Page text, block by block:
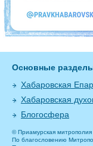
Основные
Хабаровская
Хабаровская
Блогосфера
© Приамурская
По благословению